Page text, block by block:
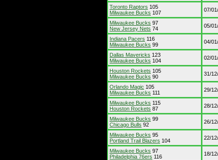
Toronto Raptors 105
Milwaukee Bucks 107 07/
Milwaukee Bucks 97
New Jersey Nets 74 05/
Indiana Pacers 116
Milwaukee Bucks 99 04/
Dallas Mavericks 123
Milwaukee Bucks 104 02/
Houston Rockets 105
Milwaukee Bucks 90 31/
Orlando Magic 105
Milwaukee Bucks 111 29/
Milwaukee Bucks 115
Houston Rockets 87 28/
Milwaukee Bucks 99
Chicago Bulls 92 26/
Milwaukee Bucks 95
Portland Trail Blazers 104 22/
Milwaukee Bucks 97
Philadelphia 76ers 116 18/